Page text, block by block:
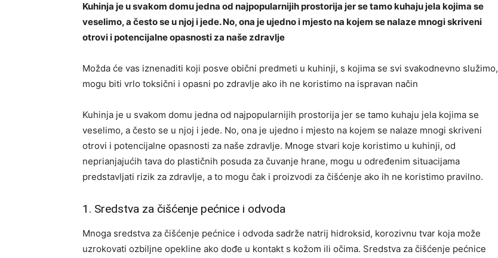
Kuhinja je u svakom domu jedna od najpopularnijih prostorija jer se tamo kuhaju jela kojima se
veselimo, a često se u njoj i jede. No, ona je ujedno i mjesto na kojem se nalaze mnogi skriveni
otrovi i potencijalne opasnosti za naše zdravlje
Možda će vas iznenaditi koji posve obični predmeti u kuhinji, s kojima se svi svakodnevno služimo,
mogu biti vrlo toksični i opasni po zdravlje ako ih ne koristimo na ispravan način
Kuhinja je u svakom domu jedna od najpopularnijih prostorija jer se tamo kuhaju jela kojima se
veselimo, a često se u njoj i jede. No, ona je ujedno i mjesto na kojem se nalaze mnogi skriveni
otrovi i potencijalne opasnosti za naše zdravlje. Mnoge stvari koje koristimo u kuhinji, od
neprianjajućih tava do plastičnih posuda za čuvanje hrane, mogu u određenim situacijama
predstavljati rizik za zdravlje, a to mogu čak i proizvodi za čišćenje ako ih ne koristimo pravilno.
1. Sredstva za čišćenje pećnice i odvoda
Mnoga sredstva za čišćenje pećnice i odvoda sadrže natrij hidroksid, korozivnu tvar koja može
uzrokovati ozbiljne opekline ako dođe u kontakt s kožom ili očima. Sredstva za čišćenje pećnice